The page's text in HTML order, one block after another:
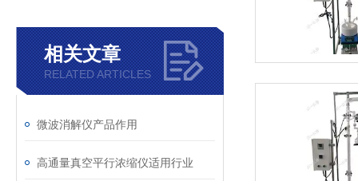
相关文章
RELATED ARTICLES
微波消解仪产品作用
高通量真空平行浓缩仪适用行业